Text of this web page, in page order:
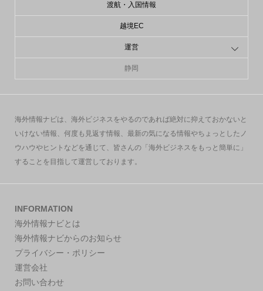
渡航・入国情報
越境EC
運営
静岡
海外情報ナビは、海外ビジネスをやるのであれば絶対に抑えておかないと
いけない情報、何度も見返す情報、最新の気になる情報やちょっとしたノ
ウハウやヒントなどを通じて、皆さんの「海外ビジネスをもっと簡単に」
することを目指して運営しております。
INFORMATION
海外情報ナビとは
海外情報ナビからのお知らせ
プライバシー・ポリシー
運営会社
お問い合わせ